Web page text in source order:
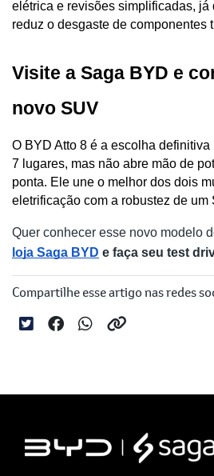
elétrica e revisões simplificadas, já
reduz o desgaste de componentes
Visite a Saga BYD e
novo SUV
O BYD Atto 8 é a escolha
7 lugares, mas não abre mão de
ponta. Ele une o melhor dos dois
eletrificação com a robustez de um
Quer conhecer esse novo modelo
loja Saga BYD e faça seu test
Compartilhe esse artigo nas redes